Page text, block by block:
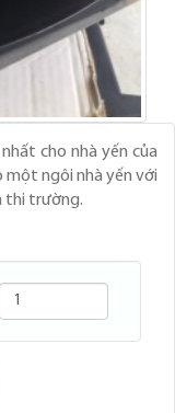
cho nhà yến của
ngôi nhà yến với
thi trường.